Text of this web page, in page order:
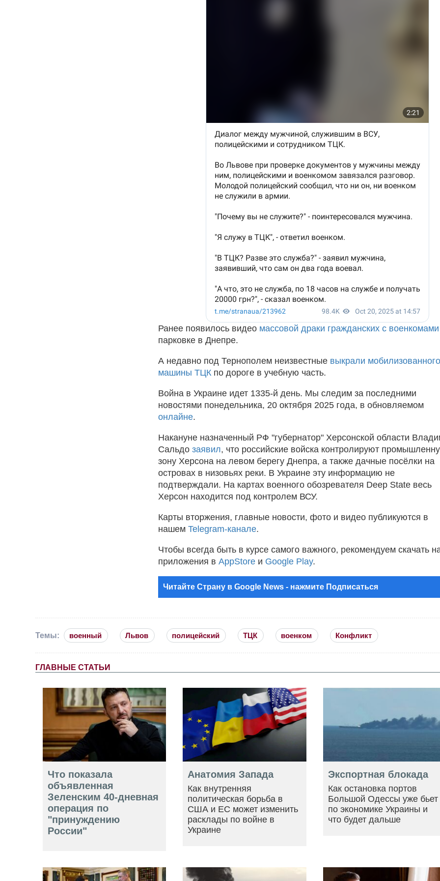
Ранее появилось видео массовой драки гражданских с военкомами
парковке в Днепре.
А недавно под Тернополем неизвестные выкрали
машины ТЦК по дороге в учебную часть.
Война в Украине идет 1335-й день. Мы следим за последними
новостями понедельника, 20 октября 2025 года, в обновляемом
онлайне.
Накануне назначенный РФ "губернатор" Херсонской области
Сальдо заявил, что российские войска контролируют
зону Херсона на левом берегу Днепра, а также дачные посёлки на
островах в низовьях реки. В Украине эту информацию не
подтверждали. На картах военного обозревателя Deep State весь
Херсон находится под контролем ВСУ.
Карты вторжения, главные новости, фото и видео публикуются в
нашем Telegram-канале.
Чтобы всегда быть в курсе самого важного, рекомендуем скачать
приложения в AppStore и Google Play.
Читайте Страну в Google News - нажмите Подписаться
Темы: военный Львов полицейский ТЦК военком Конфликт
ГЛАВНЫЕ СТАТЬИ
Что показала
объявленная
Зеленским 40-дневная
операция по
"принуждению
России"
Анатомия Запада
Как внутренняя
политическая борьба в
США и ЕС может изменить
расклады по войне в
Украине
Экспортная блокада
Как остановка портов
Большой Одессы уже бьет
по экономике Украины и
что будет дальше